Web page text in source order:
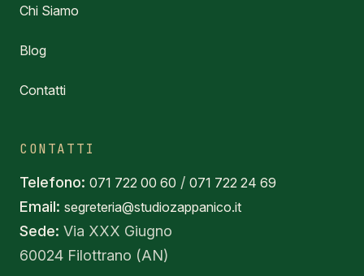
Chi Siamo
Blog
Contatti
CONTATTI
Telefono: 071 722 00 60 / 071 722 24 69
Email: segreteria@studiozappanico.it
Sede: Via XXX Giugno
60024 Filottrano (AN)